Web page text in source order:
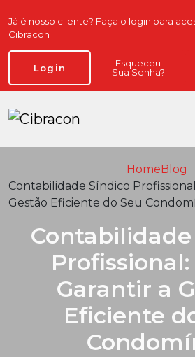
Já é nosso cliente? Faça o login para
Cibracon
Login
Esqueceu
Sua Senha?
Home Blog
Contabilidade Síndico
Gestão Eficiente do Seu
Profissional:
Garantir a
Eficiente